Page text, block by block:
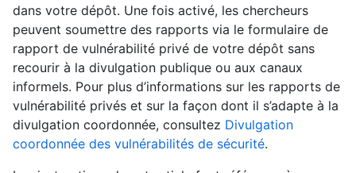
dans votre dépôt. Une fois activé, les chercheurs
peuvent soumettre des rapports via le formulaire de
rapport de vulnérabilité privé de votre dépôt sans
recourir à la divulgation publique ou aux canaux
informels. Pour plus d’informations sur les rapports de
vulnérabilité privés et sur la façon dont il s’adapte à la
divulgation coordonnée, consultez Divulgation
coordonnée des vulnérabilités de sécurité.